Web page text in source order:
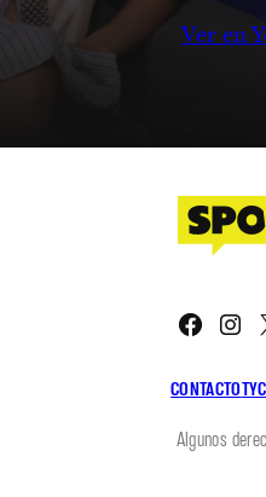
Ver en
CONTACTOTYC
Algunos